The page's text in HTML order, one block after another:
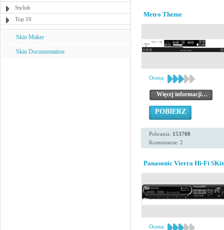
Stylish
Top 10
Skin Maker
Skin Documentation
Metro Theme
Ocena:
Więcej informacji…
POBIERZ
Pobrania: 153708
Komentarze: 2
Panasonic Vierra Hi-Fi
Ocena: